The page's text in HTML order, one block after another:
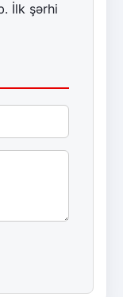
İlk şərhi